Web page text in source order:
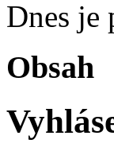
Dnes je
Obsah